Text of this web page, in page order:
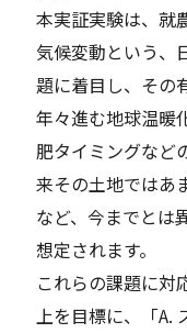
本実証実験は、就
気候変動という、
題に着目し、その
年々進む地球温暖
肥タイミングなど
来その土地ではあ
など、今までとは
想定されます。
これらの課題に対
上を目標に、「A.